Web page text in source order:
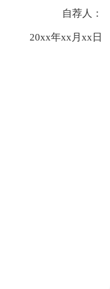
自荐人：
20xx年xx月xx日